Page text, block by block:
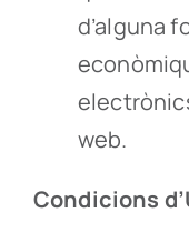
d’alguna
web.
Condicions